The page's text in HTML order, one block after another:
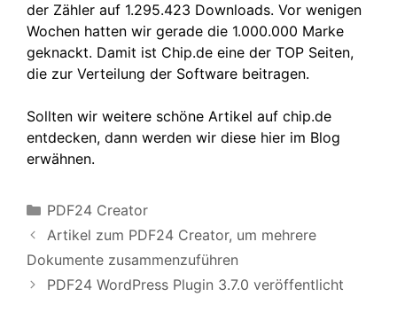
der Zähler auf 1.295.423 Downloads. Vor wenigen
Wochen hatten wir gerade die 1.000.000 Marke
geknackt. Damit ist Chip.de eine der TOP Seiten,
die zur Verteilung der Software beitragen.
Sollten wir weitere schöne Artikel auf chip.de
entdecken, dann werden wir diese hier im Blog
erwähnen.
Kategorien
PDF24 Creator
Artikel zum PDF24 Creator, um mehrere
Dokumente zusammenzuführen
PDF24 WordPress Plugin 3.7.0 veröffentlicht